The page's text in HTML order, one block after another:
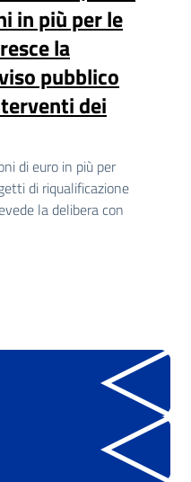
in più per le
la
pubblico
dei
di euro in più per
di riqualificazione
la delibera con